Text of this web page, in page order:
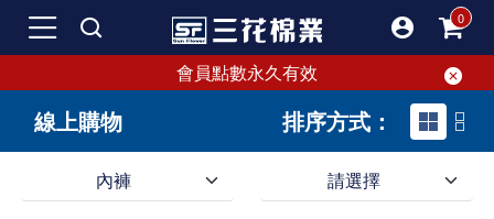
會員點數永久有效
線上購物 排序方式：
內褲 請選擇